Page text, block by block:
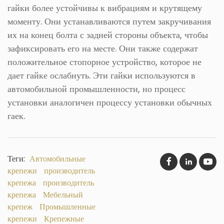
гайки более устойчивы к вибрациям и крутящему
моменту. Они устанавливаются путем закручивания
их на конец болта с задней стороны объекта, чтобы
зафиксировать его на месте. Они также содержат
положительное стопорное устройство, которое не
дает гайке ослабнуть. Эти гайки используются в
автомобильной промышленности, но процесс
установки аналогичен процессу установки обычных
гаек.
Теги: Автомобильные
крепежи
производитель
крепежа
производитель
крепежа
Мебельный
крепеж
Промышленные
крепежи
Крепежные